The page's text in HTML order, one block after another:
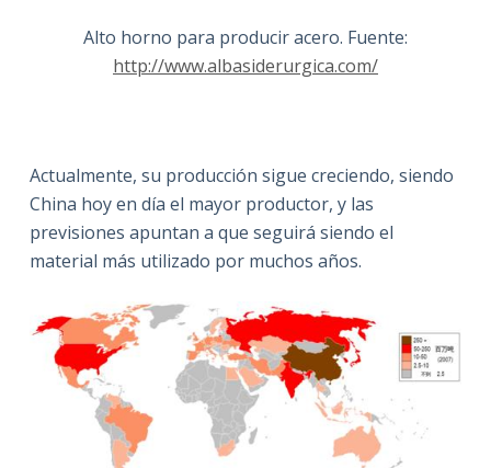
Alto horno para producir acero. Fuente:
http://www.albasiderurgica.com/
Actualmente, su producción sigue creciendo, siendo
China hoy en día el mayor productor, y las
previsiones apuntan a que seguirá siendo el
material más utilizado por muchos años.